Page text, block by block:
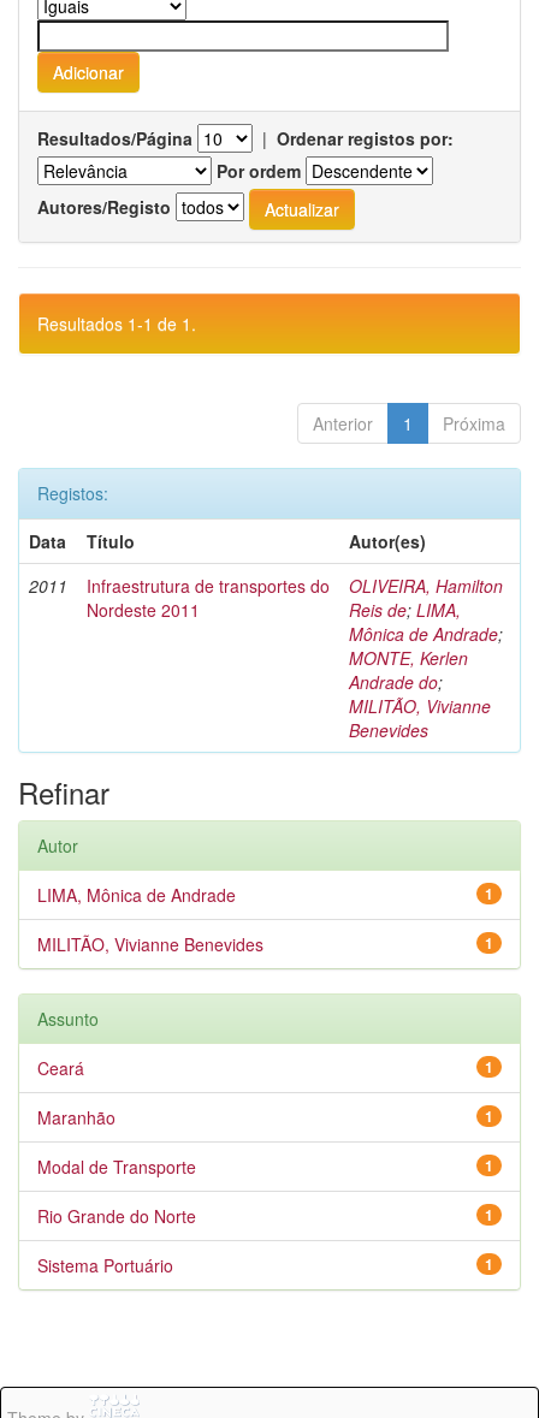
Resultados/Página | Ordenar registos por:
Por ordem
Autores/Registo
Resultados 1-1 de 1.
Anterior 1 Próxima
Registos:
Data
Título
Autor(es)
2011
Infraestrutura de transportes do
Nordeste 2011
OLIVEIRA, Hamilton
Reis de; LIMA,
Mônica de Andrade;
MONTE, Kerlen
Andrade do;
MILITÃO, Vivianne
Benevides
Refinar
Autor
1
LIMA, Mônica de Andrade
1
MILITÃO, Vivianne Benevides
Assunto
1
Ceará
1
Maranhão
1
Modal de Transporte
1
Rio Grande do Norte
1
Sistema Portuário